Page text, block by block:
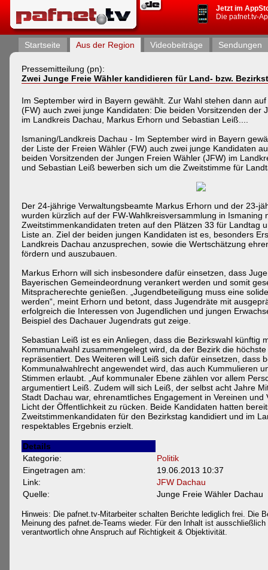
Jetzt im
Die pafnet.tv-
Startseite Aus der Region Videobeiträge Sendungen
Pressemitteilung (pn):
Zwei Junge Freie Wähler kandidieren für Land- bzw.
Im September wird in Bayern gewählt. Zur Wahl stehen dann
(FW) auch zwei junge Kandidaten: Die beiden Vorsitzenden der
im Landkreis Dachau, Markus Erhorn und Sebastian Leiß....
Ismaning/Landkreis Dachau - Im September wird in Bayern
der Liste der Freien Wähler (FW) auch zwei junge Kandidaten
beiden Vorsitzenden der Jungen Freien Wähler (JFW) im
und Sebastian Leiß bewerben sich um die Zweitstimme für
Der 24-jährige Verwaltungsbeamte Markus Erhorn und der 23-
wurden kürzlich auf der FW-Wahlkreisversammlung in Ismaning
Zweitstimmenkandidaten treten auf den Plätzen 33 für Landtag
Liste an. Ziel der beiden jungen Kandidaten ist es, besonders
Landkreis Dachau anzusprechen, sowie die Wertschätzung
fördern und auszubauen.
Markus Erhorn will sich insbesondere dafür einsetzen, dass
Bayerischen Gemeindeordnung verankert werden und somit
Mitspracherechte genießen. „Jugendbeteiligung muss eine
werden“, meint Erhorn und betont, dass Jugendräte mit
erfolgreich die Interessen von Jugendlichen und jungen
Beispiel des Dachauer Jugendrats gut zeige.
Sebastian Leiß ist es ein Anliegen, dass die Bezirkswahl künftig
Kommunalwahl zusammengelegt wird, da der Bezirk die
repräsentiert. Des Weiteren will Leiß sich dafür einsetzen, dass
Kommunalwahlrecht angewendet wird, das auch Kummulieren
Stimmen erlaubt. „Auf kommunaler Ebene zählen vor allem
argumentiert Leiß. Zudem will sich Leiß, der selbst acht Jahre
Stadt Dachau war, ehrenamtliches Engagement in Vereinen
Licht der Öffentlichkeit zu rücken. Beide Kandidaten hatten
Zweitstimmenkandidaten für den Bezirkstag kandidiert und im
respektables Ergebnis erzielt.
Details
Kategorie:
Politik
Eingetragen am:
19.06.2013 10:37
Link:
JFW Dachau
Quelle:
Junge Freie Wähler Dachau
Hinweis: Die pafnet.tv-Mitarbeiter schalten Berichte lediglich frei. Die
Meinung des pafnet.de-Teams wieder. Für den Inhalt ist
verantwortlich ohne Anspruch auf Richtigkeit & Objektivität.